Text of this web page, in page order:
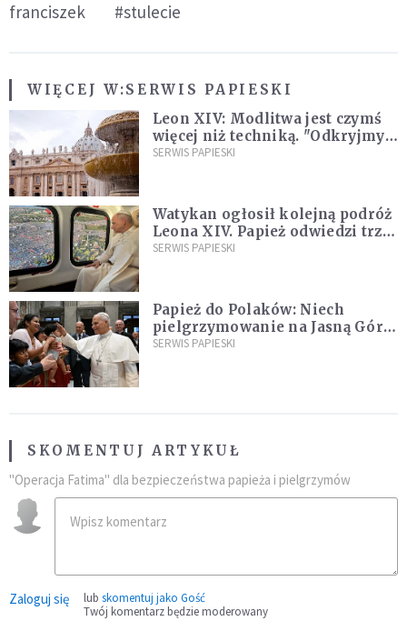
franciszek
#stulecie
WIĘCEJ W:SERWIS PAPIESKI
Leon XIV: Modlitwa jest czymś
więcej niż techniką. "Odkryjmy
ją na nowo"
SERWIS PAPIESKI
Watykan ogłosił kolejną podróż
Leona XIV. Papież odwiedzi trzy
kraje Ameryki Południowej
SERWIS PAPIESKI
Papież do Polaków: Niech
pielgrzymowanie na Jasną Górę
umocni wiarę i nadzieję
SERWIS PAPIESKI
SKOMENTUJ ARTYKUŁ
"Operacja Fatima" dla bezpieczeństwa papieża i pielgrzymów
Zaloguj się lub skomentuj jako Gość
Twój komentarz będzie moderowany